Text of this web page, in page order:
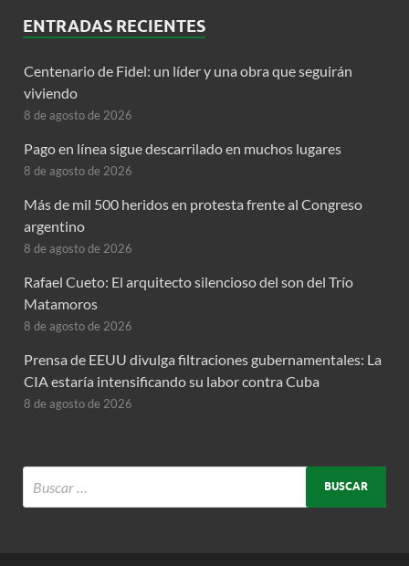
ENTRADAS RECIENTES
Centenario de Fidel: un líder y una obra que seguirán
viviendo
8 de agosto de 2026
Pago en línea sigue descarrilado en muchos lugares
8 de agosto de 2026
Más de mil 500 heridos en protesta frente al Congreso
argentino
8 de agosto de 2026
Rafael Cueto: El arquitecto silencioso del son del Trío
Matamoros
8 de agosto de 2026
Prensa de EEUU divulga filtraciones gubernamentales: La
CIA estaría intensificando su labor contra Cuba
8 de agosto de 2026